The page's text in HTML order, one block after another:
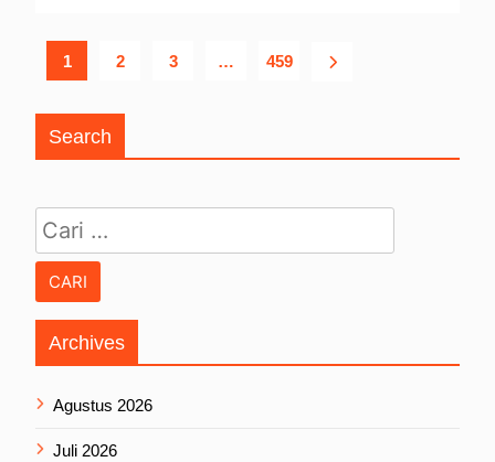
1 2 3 … 459
Search
Archives
Agustus 2026
Juli 2026